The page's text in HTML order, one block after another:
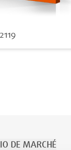
2119
DE MARCHÉ